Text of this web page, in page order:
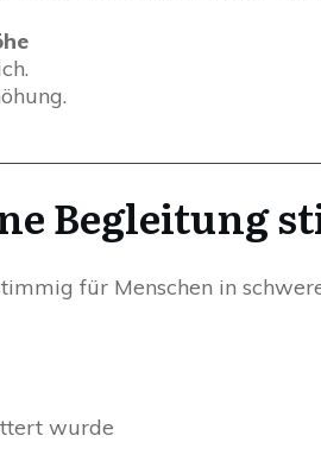
Begleitung
für Menschen in
wurde